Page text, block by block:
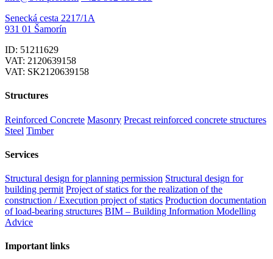
Senecká cesta 2217/1A
931 01 Šamorín
ID: 51211629
VAT: 2120639158
VAT: SK2120639158
Structures
Reinforced Concrete Masonry Precast reinforced concrete structures
Steel Timber
Services
Structural design for planning permission Structural design for
building permit Project of statics for the realization of the
construction / Execution project of statics Production documentation
of load-bearing structures BIM – Building Information Modelling
Advice
Important links